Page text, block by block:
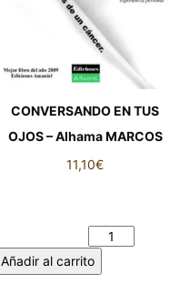
CONVERSANDO EN TUS
OJOS – Alhama MARCOS
11,10€
Añadir al carrito